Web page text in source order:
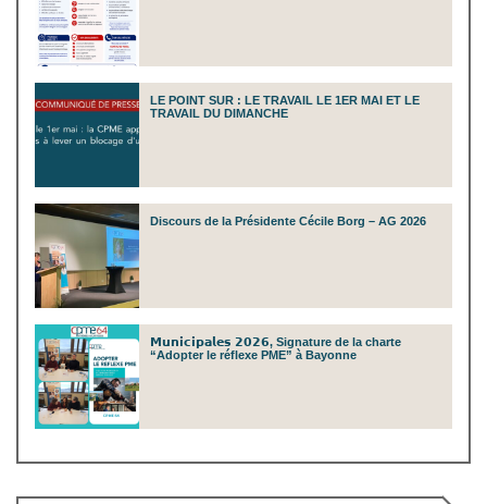
LE POINT SUR : LE TRAVAIL LE 1ER MAI ET LE
TRAVAIL DU DIMANCHE
Discours de la Présidente Cécile Borg – AG 2026
𝗠𝘂𝗻𝗶𝗰𝗶𝗽𝗮𝗹𝗲𝘀 𝟮𝟬𝟮𝟲, Signature de la charte
“Adopter le réflexe PME” à Bayonne